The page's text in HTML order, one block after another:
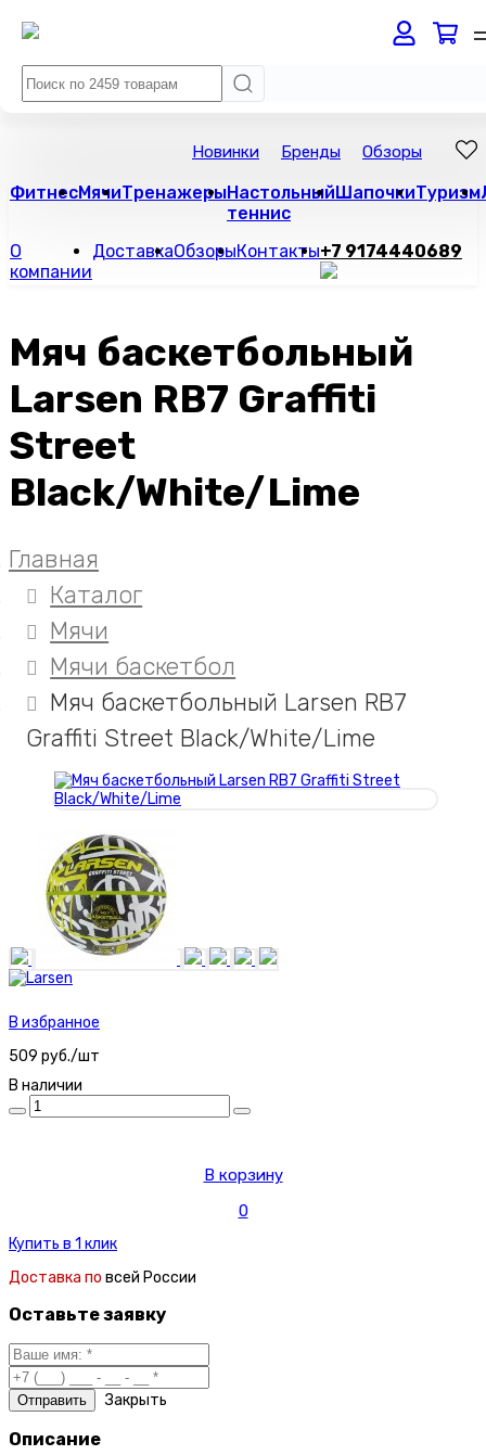
Новинки Бренды Обзоры
ФитнесМячиТренажерыНастольный
теннис
ШапочкиТуризм
О
компании
ДоставкаОбзорыКонтакты+7 9174440689
Мяч баскетбольный
Larsen RB7 Graffiti
Street
Black/White/Lime
Главная
Каталог
Мячи
Мячи баскетбол
Мяч баскетбольный Larsen RB7
Graffiti Street Black/White/Lime
В избранное
509 руб./шт
В наличии
В корзину
0
Купить в 1 клик
Доставка по всей России
Оставьте заявку
Закрыть
Описание